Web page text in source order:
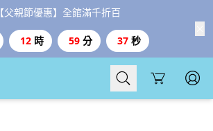
【父親節優惠】全館滿千折百
12 時 59 分 36 秒
Cart